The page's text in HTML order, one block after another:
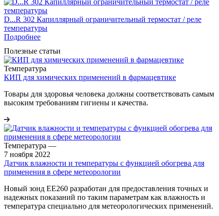
D...R 302 Капиллярный ограничительный термостат / реле
температуры
Подробнее
Полезные статьи
Температура
КИП для химических применений в фармацевтике
Товары для здоровья человека должны соответствовать самым
высоким требованиям гигиены и качества.
Температура —
7 ноября 2022
Датчик влажности и температуры с функцией обогрева для
применения в сфере метеорологии
Новый зонд EE260 разработан для предоставления точных и
надежных показаний по таким параметрам как влажность и
температура специально для метеорологических применений.